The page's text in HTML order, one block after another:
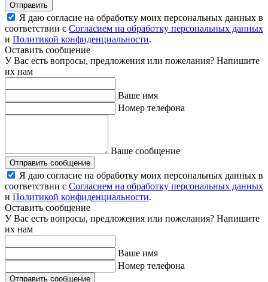
Отправить
Я даю согласие на обработку моих персональных данных в
соответствии с Согласием на обработку персональных данных
и Политикой конфиденциальности.
Оставить сообщение
У Вас есть вопросы, предложения или пожелания? Напишите
их нам
Ваше имя
Номер телефона
Ваше сообщение
Отправить сообщение
Я даю согласие на обработку моих персональных данных в
соответствии с Согласием на обработку персональных данных
и Политикой конфиденциальности.
Оставить сообщение
У Вас есть вопросы, предложения или пожелания? Напишите
их нам
Ваше имя
Номер телефона
Отправить сообщение